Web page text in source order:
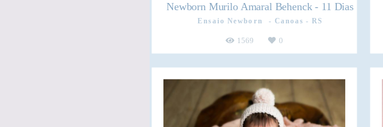
Newborn Murilo Amaral Behenck - 11 Dias
Ensaio Newborn Canoas - RS
1569 0